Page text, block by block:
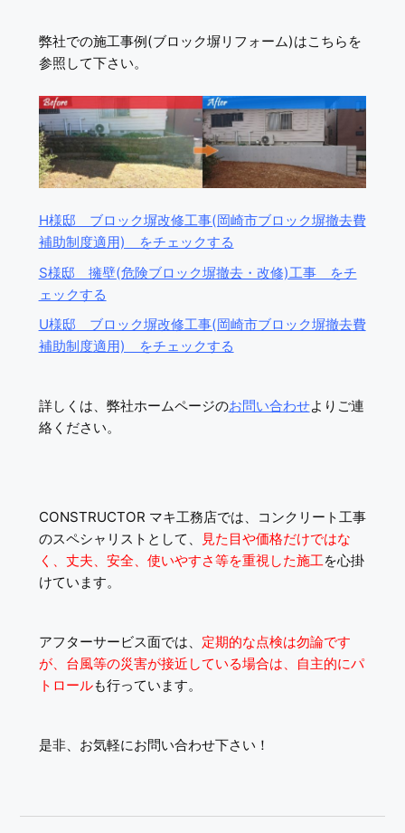
弊社での施工事例(ブロック塀リフォーム)はこちらを
参照して下さい。
H様邸 ブロック塀改修工事(岡崎市ブロック塀撤去費
補助制度適用) をチェックする
S様邸 擁壁(危険ブロック塀撤去・改修)工事 をチ
ェックする
U様邸 ブロック塀改修工事(岡崎市ブロック塀撤去費
補助制度適用) をチェックする
詳しくは、弊社ホームページのお問い合わせよりご連
絡ください。
CONSTRUCTOR マキ工務店では、コンクリート工事
のスペシャリストとして、
見た目や価格だけではな
く、丈夫、安全、使いやすさ等を重視した施工を心掛
けています。
アフターサービス面では、 定期的な点検は勿論です
が、台風等の災害が接近している場合は、自主的にパ
トロールも行っています。
是非、お気軽にお問い合わせ下さい！